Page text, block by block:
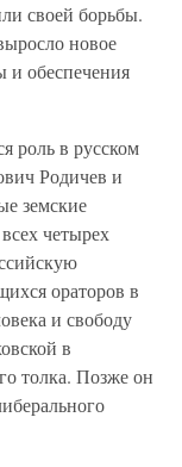
своей борьбы.
новое
и обеспечения
роль в русском
Родичев и
земские
четырех
ораторов в
и свободу
в
толка. Позже он